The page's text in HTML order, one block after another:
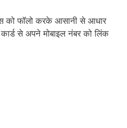
को फॉलो करके आसानी से आधार
से अपने मोबाइल नंबर को लिंक